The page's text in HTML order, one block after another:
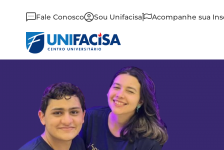
Fale Conosco Sou Unifacisa Acompanhe sua